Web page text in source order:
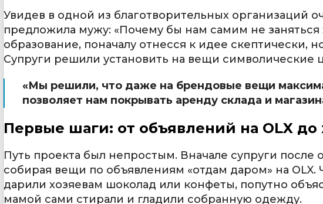
Увидев в одной из благотворительных организаций
предложила мужу: «Почему бы нам самим не
образование, поначалу отнесся к идее скептически,
Супруги решили установить на вещи символические
«Мы решили, что даже на брендовые вещи
позволяет нам покрывать аренду склада и
Первые шаги: от объявлений на OLX до
Путь проекта был непростым. Вначале супруги
собирая вещи по объявлениям «отдам даром» на
дарили хозяевам шоколад или конфеты, попутно
мамой сами стирали и гладили собранную одежду.